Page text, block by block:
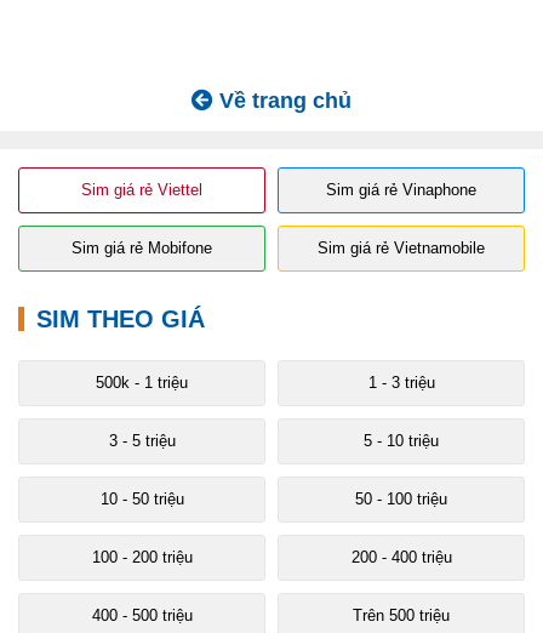
Về trang chủ
Sim giá rẻ Viettel Sim giá rẻ Vinaphone
Sim giá rẻ Mobifone Sim giá rẻ Vietnamobile
SIM THEO GIÁ
500k - 1 triệu 1 - 3 triệu
3 - 5 triệu 5 - 10 triệu
10 - 50 triệu 50 - 100 triệu
100 - 200 triệu 200 - 400 triệu
400 - 500 triệu Trên 500 triệu